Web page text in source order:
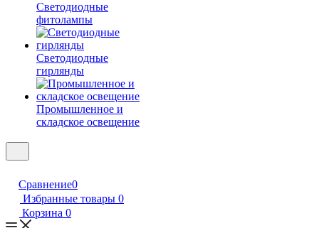
Светодиодные
фитолампы
Светодиодные
гирлянды
Промышленное и
складское освещение
Сравнение0
Избранные товары 0
Корзина 0